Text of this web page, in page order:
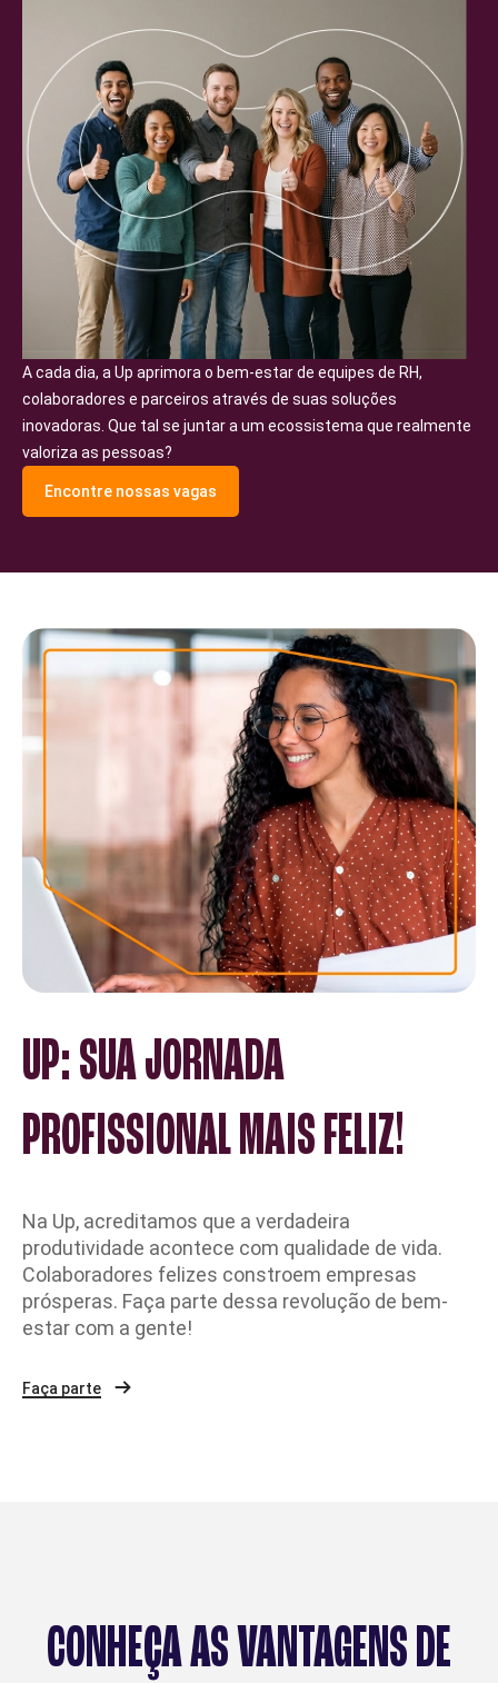
Parceiro de Vendas
Cartilha de Diversidade
Trabalhe Conosco
A cada dia, a Up aprimora o bem-estar de equipes de RH,
colaboradores e parceiros através de suas soluções
inovadoras. Que tal se juntar a um ecossistema que realmente
valoriza as pessoas?
Encontre nossas vagas
UP: SUA JORNADA
PROFISSIONAL MAIS FELIZ!
Na Up, acreditamos que a verdadeira
produtividade acontece com qualidade de vida.
Colaboradores felizes constroem empresas
prósperas. Faça parte dessa revolução de bem-
estar com a gente!
Faça parte
CONHEÇA AS VANTAGENS DE